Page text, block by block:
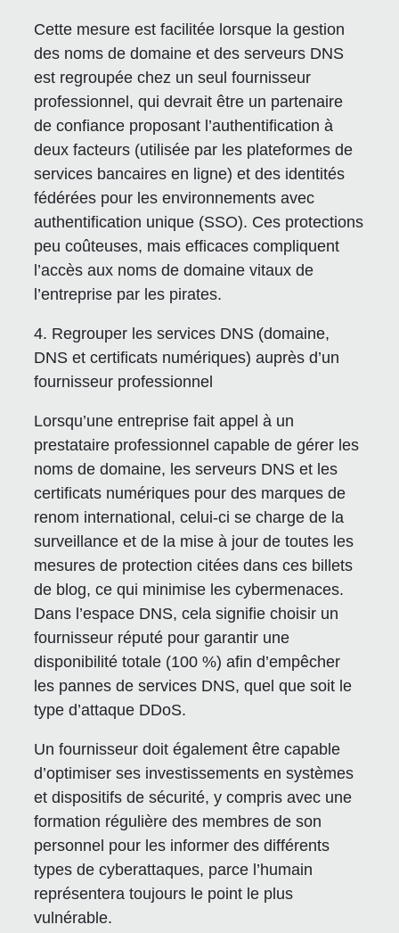
Cette mesure est facilitée lorsque la gestion
des noms de domaine et des serveurs DNS
est regroupée chez un seul fournisseur
professionnel, qui devrait être un partenaire
de confiance proposant l’authentification à
deux facteurs (utilisée par les plateformes de
services bancaires en ligne) et des identités
fédérées pour les environnements avec
authentification unique (SSO). Ces protections
peu coûteuses, mais efficaces compliquent
l’accès aux noms de domaine vitaux de
l’entreprise par les pirates.
4. Regrouper les services DNS (domaine,
DNS et certificats numériques) auprès d’un
fournisseur professionnel
Lorsqu’une entreprise fait appel à un
prestataire professionnel capable de gérer les
noms de domaine, les serveurs DNS et les
certificats numériques pour des marques de
renom international, celui-ci se charge de la
surveillance et de la mise à jour de toutes les
mesures de protection citées dans ces billets
de blog, ce qui minimise les cybermenaces.
Dans l’espace DNS, cela signifie choisir un
fournisseur réputé pour garantir une
disponibilité totale (100 %) afin d’empêcher
les pannes de services DNS, quel que soit le
type d’attaque DDoS.
Un fournisseur doit également être capable
d’optimiser ses investissements en systèmes
et dispositifs de sécurité, y compris avec une
formation régulière des membres de son
personnel pour les informer des différents
types de cyberattaques, parce l’humain
représentera toujours le point le plus
vulnérable.